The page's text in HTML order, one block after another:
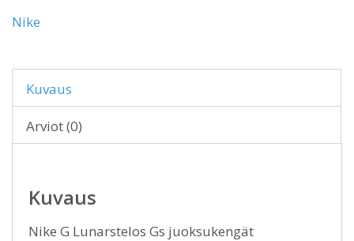
Nike
Kuvaus
Arviot (0)
Kuvaus
Nike G Lunarstelos Gs juoksukengät